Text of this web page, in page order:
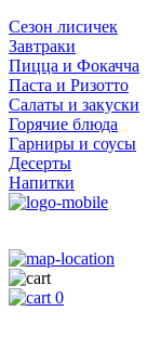
Сезон лисичек
Завтраки
Пицца и Фокачча
Паста и Ризотто
Салаты и закуски
Горячие блюда
Гарниры и соусы
Десерты
Напитки
0